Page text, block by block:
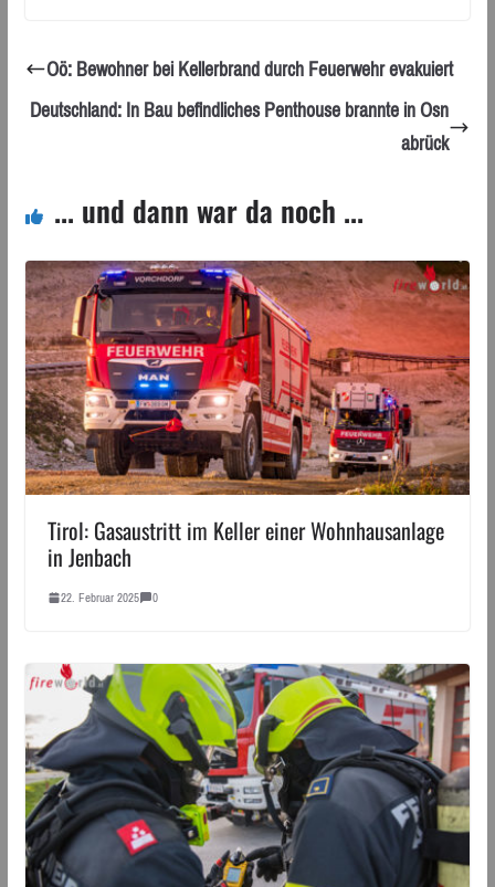
Oö: Bewohner bei Kellerbrand durch Feuerwehr evakuiert
Deutschland: In Bau befindliches Penthouse brannte in Osn
abrück
... und dann war da noch ...
Tirol: Gasaustritt im Keller einer Wohnhausanlage
in Jenbach
22. Februar 2025 0